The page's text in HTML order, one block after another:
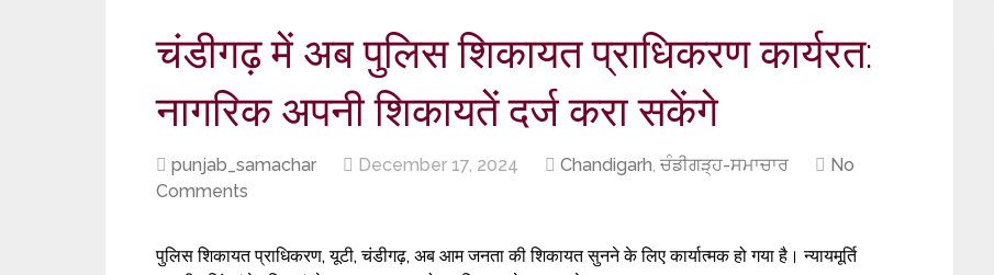
चंडीगढ़ में अब पुलिस शिकायत प्राधिकरण कार्यरत:
नागरिक अपनी शिकायतें दर्ज करा सकेंगे
punjab_samachar December 17, 2024 Chandigarh, ਚੰਡੀਗੜ੍ਹ-ਸਮਾਚਾਰ
No
Comments
पुलिस शिकायत प्राधिकरण, यूटी, चंडीगढ़, अब आम जनता की शिकायत सुनने के लिए कार्यात्मक हो गया है। न्यायमूर्ति